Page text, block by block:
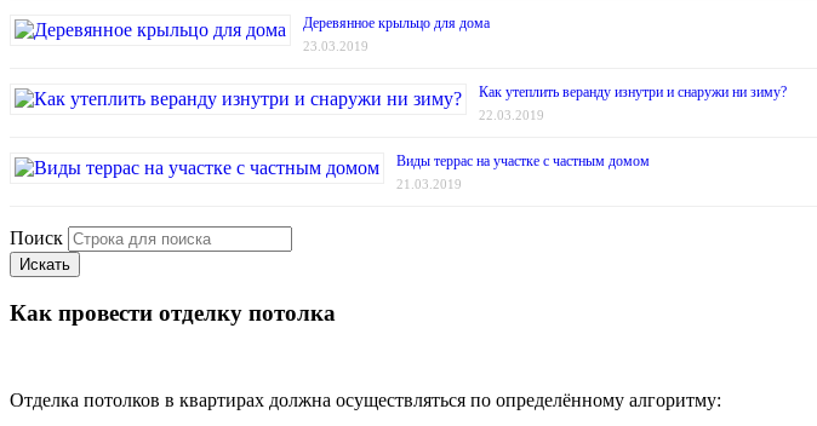
Деревянное крыльцо для дома
23.03.2019
Как утеплить веранду изнутри и снаружи ни зиму?
22.03.2019
Виды террас на участке с частным домом
21.03.2019
Поиск
Искать
Как провести отделку потолка
Отделка потолков в квартирах должна осуществляться по определённому алгоритму: